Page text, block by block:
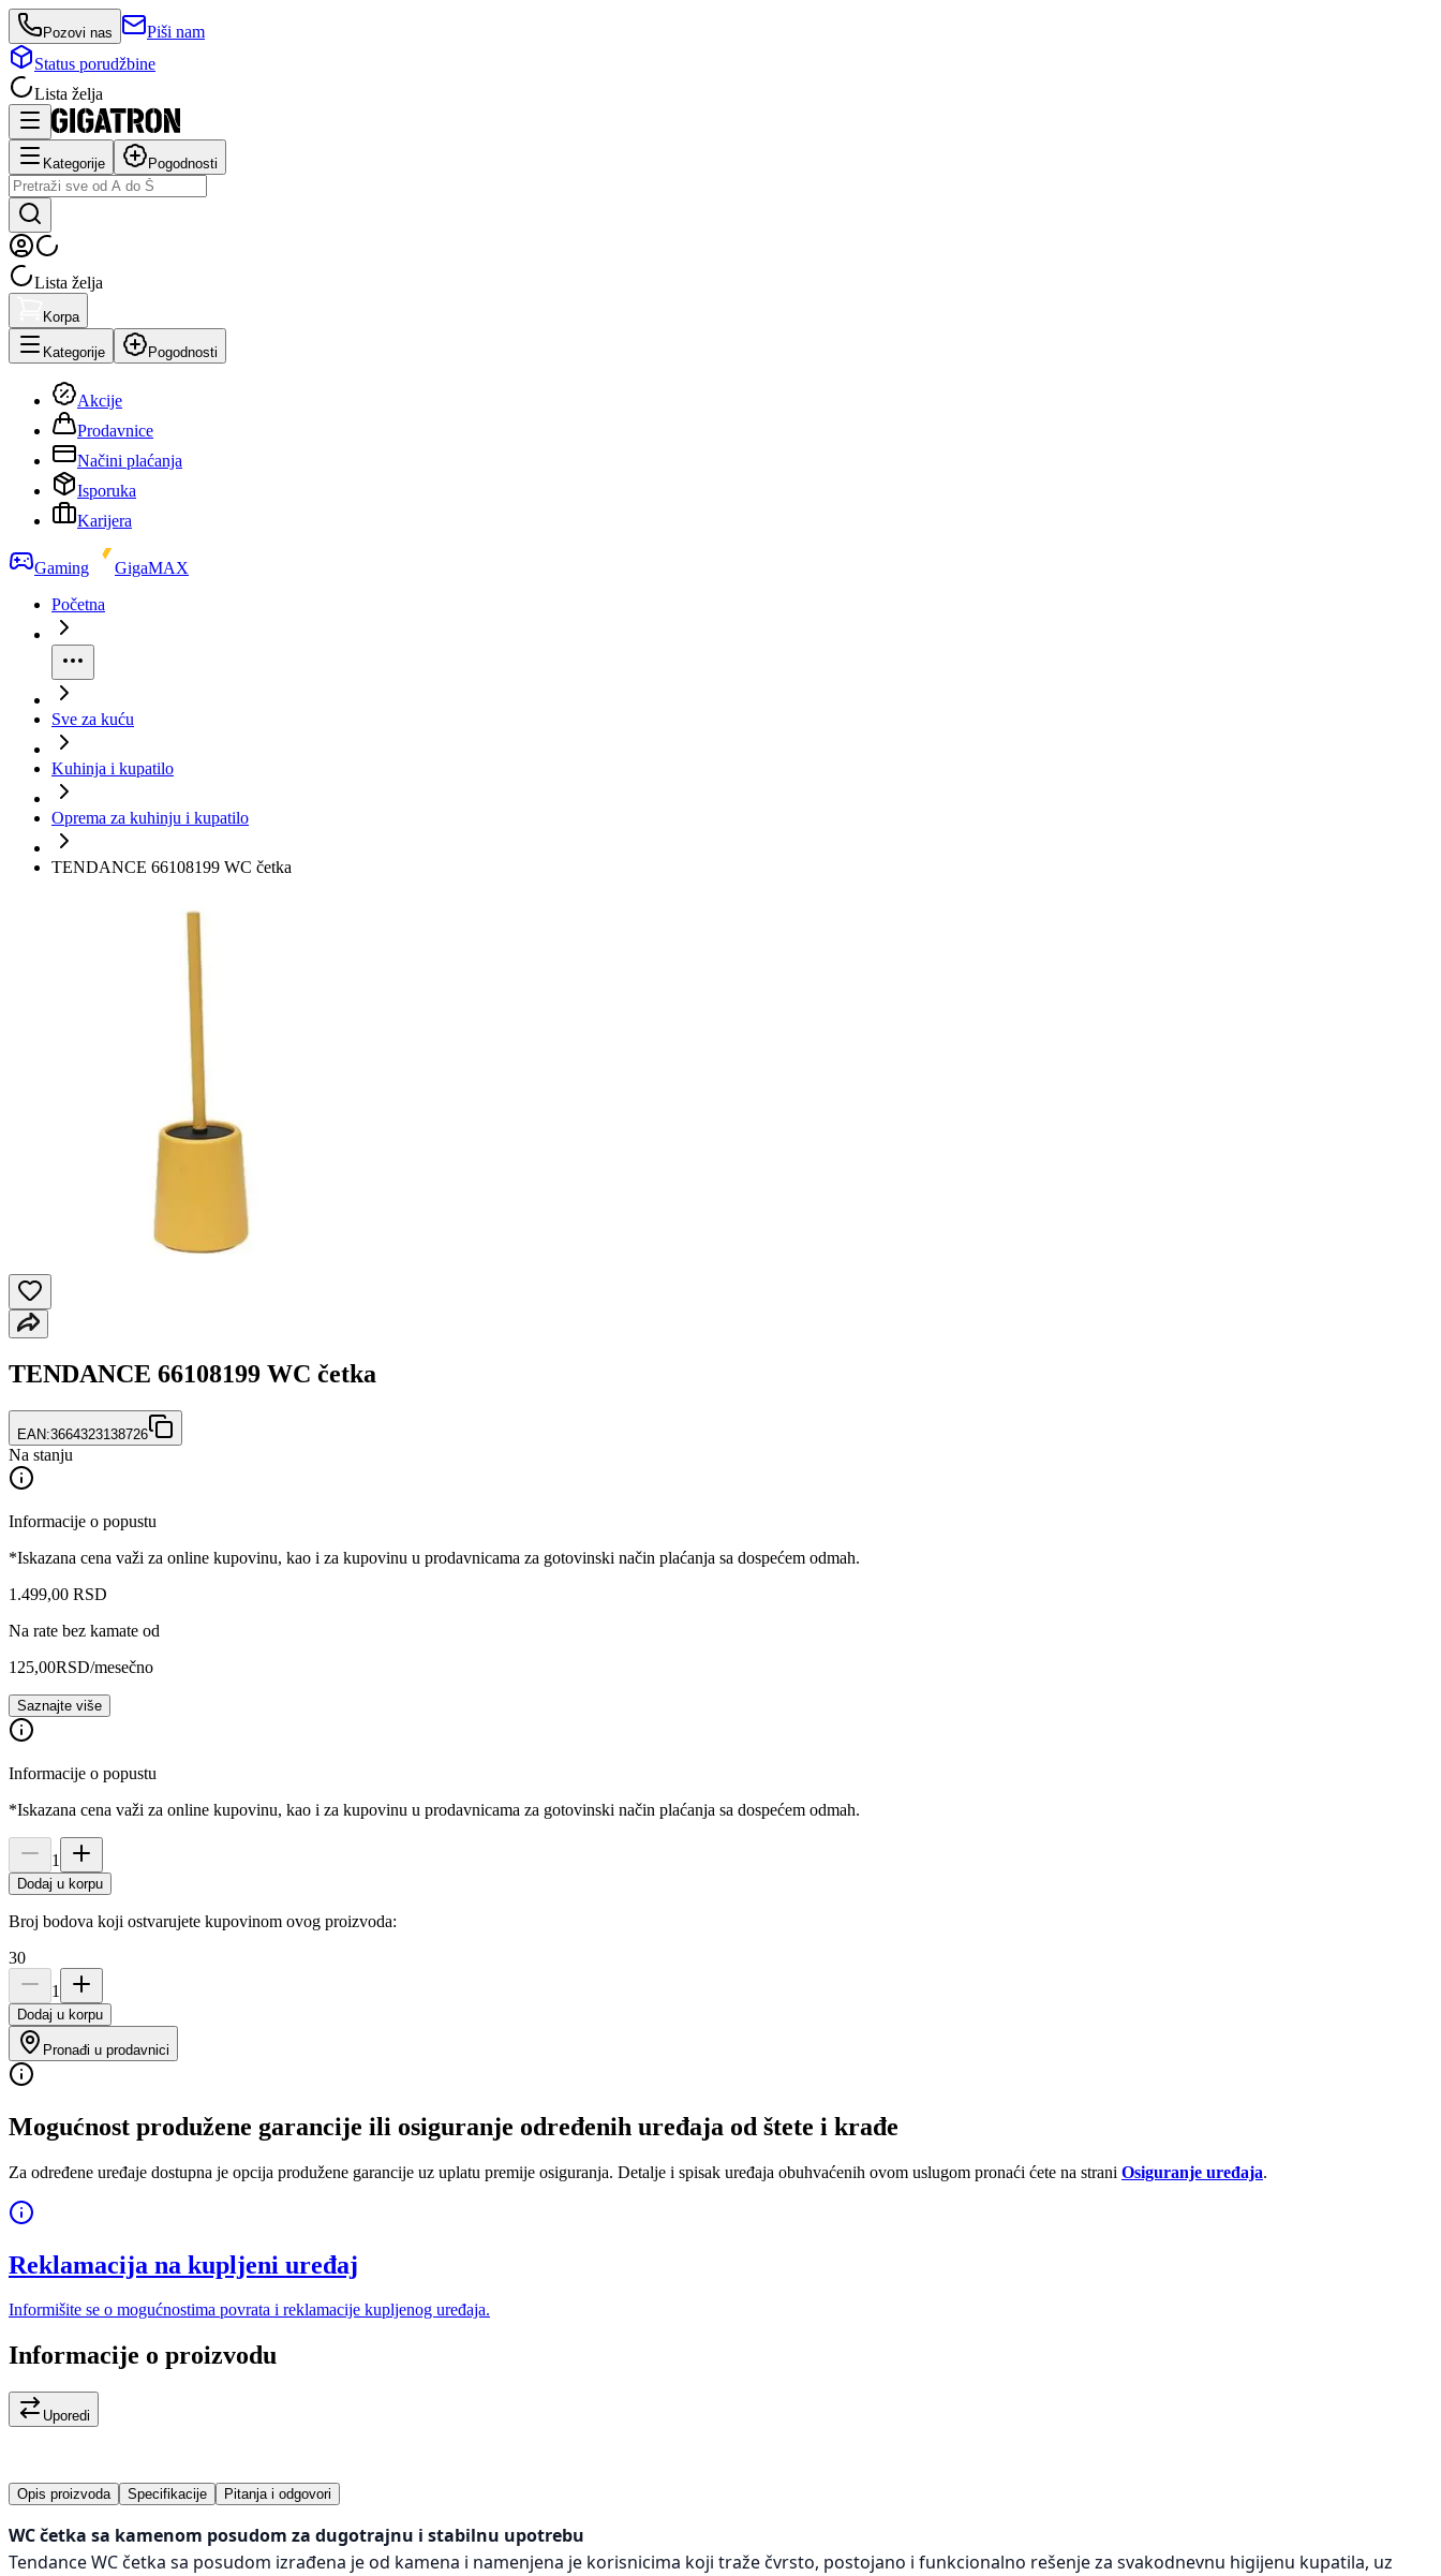
Pozovi nas
Piši nam
Status porudžbine
Lista želja
Kategorije Pogodnosti
Lista želja
Korpa
Kategorije Pogodnosti
Akcije
Prodavnice
Načini plaćanja
Isporuka
Karijera
Gaming
GigaMAX
Početna
Sve za kuću
Kuhinja i kupatilo
Oprema za kuhinju i kupatilo
TENDANCE 66108199 WC četka
TENDANCE 66108199 WC četka
EAN:3664323138726
Na stanju
Informacije o popustu
*Iskazana cena važi za online kupovinu, kao i za kupovinu u prodavnicama za gotovinski način plaćanja sa dospećem odmah.
1.499,00 RSD
Na rate bez kamate od
125,00RSD/mesečno
Saznajte više
Informacije o popustu
*Iskazana cena važi za online kupovinu, kao i za kupovinu u prodavnicama za gotovinski način plaćanja sa dospećem odmah.
1
Dodaj u korpu
Broj bodova koji ostvarujete kupovinom ovog proizvoda:
30
1
Dodaj u korpu
Pronađi u prodavnici
Mogućnost produžene garancije ili osiguranje određenih uređaja od štete i krađe
Za određene uređaje dostupna je opcija produžene garancije uz uplatu premije osiguranja. Detalje i spisak uređaja obuhvaćenih ovom uslugom pronaći ćete na strani Osiguranje uređaja.
Reklamacija na kupljeni uređaj
Informišite se o mogućnostima povrata i reklamacije kupljenog uređaja.
Informacije o proizvodu
Uporedi
Opis proizvoda Specifikacije Pitanja i odgovori
WC četka sa kamenom posudom za dugotrajnu i stabilnu upotrebu
Tendance WC četka sa posudom izrađena je od kamena i namenjena je korisnicima koji traže čvrsto, postojano i funkcionalno rešenje za svakodnevnu higijenu kupatila, uz